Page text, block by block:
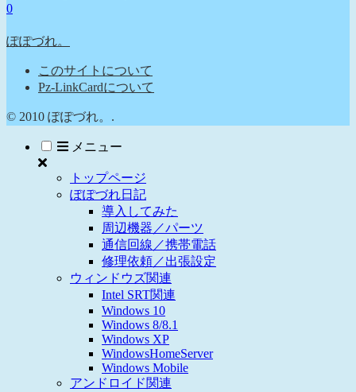
0
ぽぽづれ。
このサイトについて
Pz-LinkCardについて
© 2010 ぽぽづれ。.
メニュー
トップページ
ぽぽづれ日記
導入してみた
周辺機器／パーツ
通信回線／携帯電話
修理依頼／出張設定
ウィンドウズ関連
Intel SRT関連
Windows 10
Windows 8/8.1
Windows XP
WindowsHomeServer
Windows Mobile
アンドロイド関連